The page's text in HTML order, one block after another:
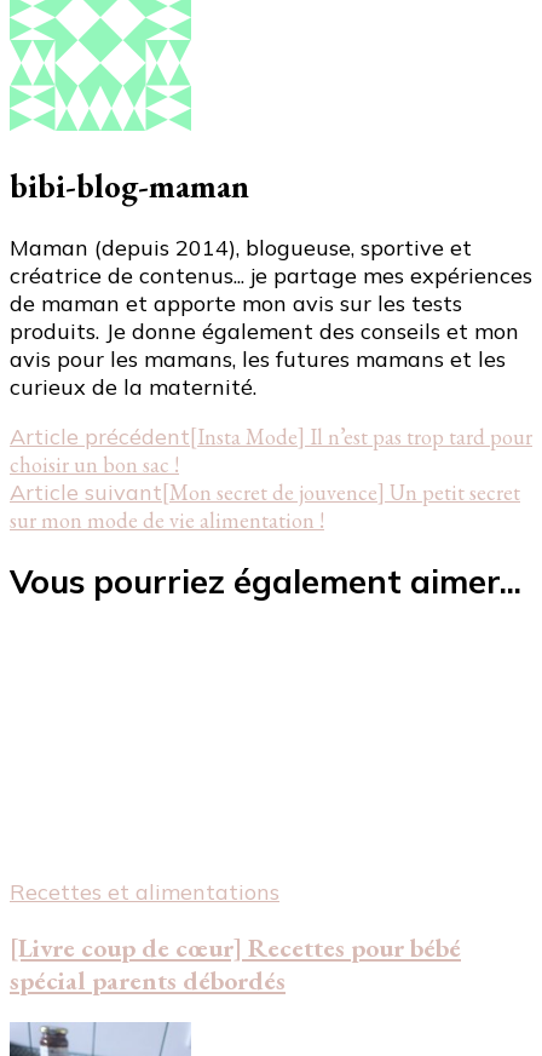
bibi-blog-maman
Maman (depuis 2014), blogueuse, sportive et
créatrice de contenus... je partage mes expériences
de maman et apporte mon avis sur les tests
produits. Je donne également des conseils et mon
avis pour les mamans, les futures mamans et les
curieux de la maternité.
Navigation
d'article
Article précédent[Insta Mode] Il n’est pas trop tard pour
choisir un bon sac !
Article suivant[Mon secret de jouvence] Un petit secret
sur mon mode de vie alimentation !
Vous pourriez également aimer...
Recettes et alimentations
[Livre coup de cœur] Recettes pour bébé
spécial parents débordés